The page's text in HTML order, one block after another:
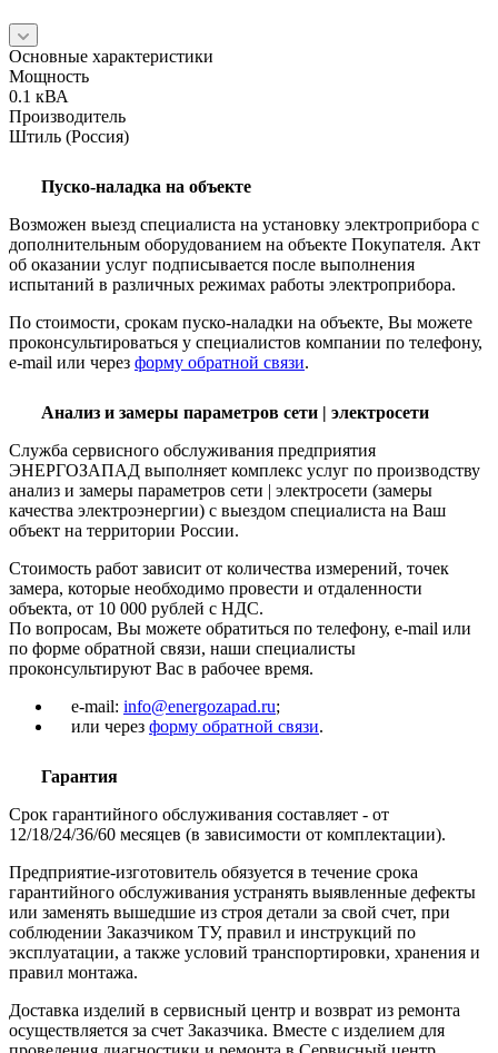
Основные характеристики
Мощность
0.1 кВА
Производитель
Штиль (Россия)
Пуско-наладка на объекте
Возможен выезд специалиста на установку электроприбора с
дополнительным оборудованием на объекте Покупателя. Акт
об оказании услуг подписывается после выполнения
испытаний в различных режимах работы электроприбора.
По стоимости, срокам пуско-наладки на объекте, Вы можете
проконсультироваться у специалистов компании по телефону,
e-mail или через форму обратной связи.
Анализ и замеры параметров сети | электросети
Служба сервисного обслуживания предприятия
ЭНЕРГОЗАПАД выполняет комплекс услуг по производству
анализ и замеры параметров сети | электросети (замеры
качества электроэнергии) с выездом специалиста на Ваш
объект на территории России.
Стоимость работ зависит от количества измерений, точек
замера, которые необходимо провести и отдаленности
объекта, от 10 000 рублей с НДС.
По вопросам, Вы можете обратиться по телефону, e-mail или
по форме обратной связи, наши специалисты
проконсультируют Вас в рабочее время.
e-mail: info@energozapad.ru;
или через форму обратной связи.
Гарантия
Срок гарантийного обслуживания составляет - от
12/18/24/36/60 месяцев (в зависимости от комплектации).
Предприятие-изготовитель обязуется в течение срока
гарантийного обслуживания устранять выявленные дефекты
или заменять вышедшие из строя детали за свой счет, при
соблюдении Заказчиком ТУ, правил и инструкций по
эксплуатации, а также условий транспортировки, хранения и
правил монтажа.
Доставка изделий в сервисный центр и возврат из ремонта
осуществляется за счет Заказчика. Вместе с изделием для